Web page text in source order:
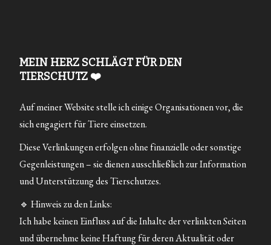
MEIN HERZ SCHLÄGT FÜR DEN
TIERSCHUTZ ❤️
Auf meiner Website stelle ich einige Organisationen vor, die
sich engagiert für Tiere einsetzen.
Diese Verlinkungen erfolgen ohne finanzielle oder sonstige
Gegenleistungen – sie dienen ausschließlich zur Information
und Unterstützung des Tierschutzes.
🔹 Hinweis zu den Links:
Ich habe keinen Einfluss auf die Inhalte der verlinkten Seiten
und übernehme keine Haftung für deren Aktualität oder